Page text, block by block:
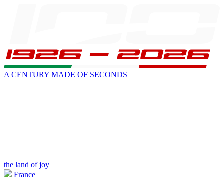
A CENTURY MADE OF SECONDS
the land of joy
France